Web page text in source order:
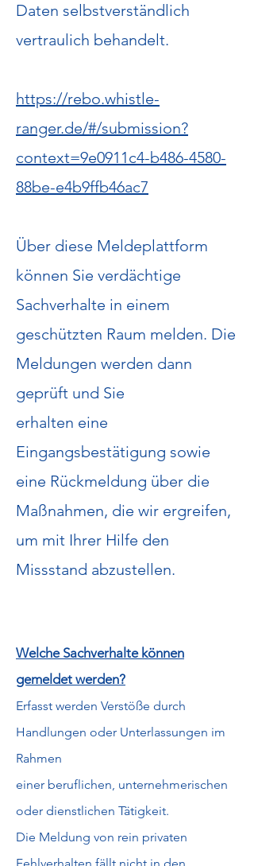
Daten selbstverständlich
vertraulich behandelt.
https://rebo.whistle-
ranger.de/#/submission?
context=9e0911c4-b486-4580-
88be-e4b9ffb46ac7
Über diese Meldeplattform
können Sie verdächtige
Sachverhalte in einem
geschützten Raum melden. Die
Meldungen werden dann
geprüft und Sie
erhalten eine
Eingangsbestätigung sowie
eine Rückmeldung über die
Maßnahmen, die wir ergreifen,
um mit Ihrer Hilfe den
Missstand abzustellen.
Welche Sachverhalte können
gemeldet werden?
Erfasst werden Verstöße durch
Handlungen oder Unterlassungen im
Rahmen
einer beruflichen, unternehmerischen
oder dienstlichen Tätigkeit.
Die Meldung von rein privaten